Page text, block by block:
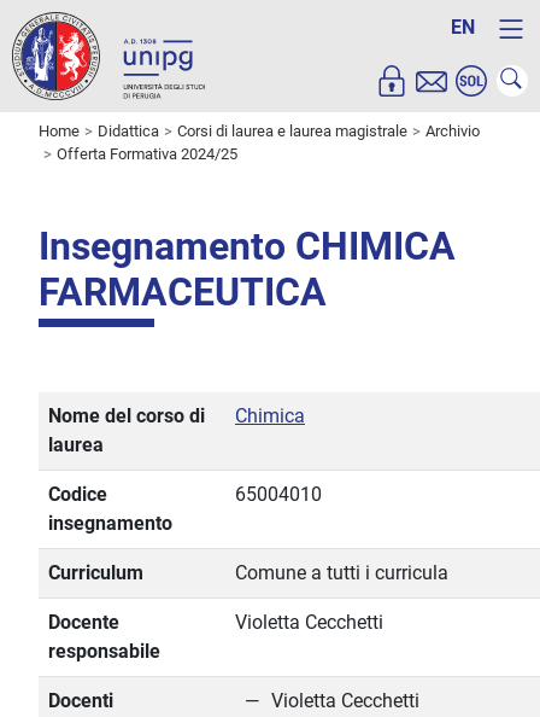
EN
Home Didattica Corsi di laurea e laurea magistrale
Archivio
Offerta Formativa 2024/25
Insegnamento CHIMICA
FARMACEUTICA
Nome del corso di
laurea
Chimica
Codice
insegnamento
65004010
Curriculum Comune a tutti i curricula
Docente
responsabile
Violetta Cecchetti
Docenti Violetta Cecchetti